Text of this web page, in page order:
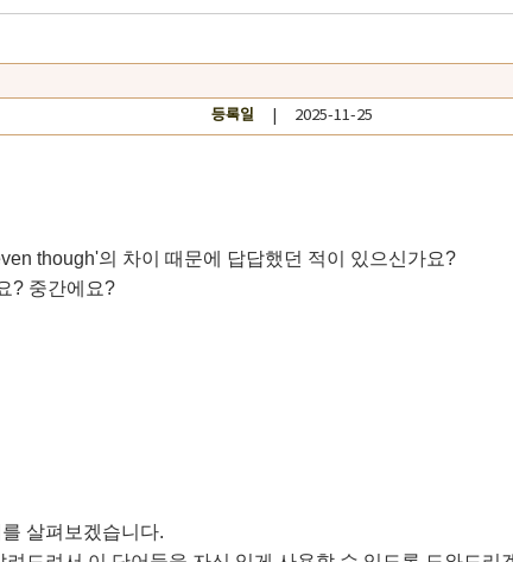
등록일 | 2025-11-25
though'의 차이 때문에 답답했던 적이 있으신가요?
? 중간에요?
살펴보겠습니다.